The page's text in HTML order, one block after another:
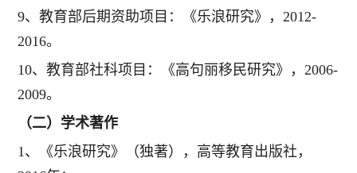
9、教育部后期资助项目：《乐浪研究》，2012-
2016。
10、教育部社科项目：《高句丽移民研究》，2006-
2009。
（二）学术著作
1、《乐浪研究》（独著），高等教育出版社，